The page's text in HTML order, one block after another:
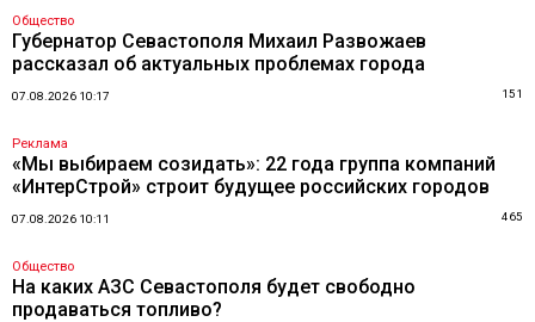
Общество
Губернатор Севастополя Михаил Развожаев
рассказал об актуальных проблемах города
07.08.2026 10:17 151
Реклама
«Мы выбираем созидать»: 22 года группа компаний
«ИнтерСтрой» строит будущее российских городов
07.08.2026 10:11 465
Общество
На каких АЗС Севастополя будет свободно
продаваться топливо?